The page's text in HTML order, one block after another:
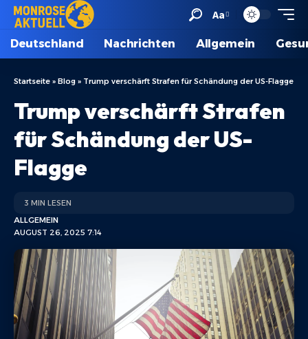
Aa
Deutschland Nachrichten Allgemein
Startseite » Blog » Trump verschärft Strafen für Schändung der US-Flagge
Trump verschärft Strafen
für Schändung der US-
Flagge
AUGUST 26, 2025 7:14
ALLGEMEIN
3 MIN LESEN